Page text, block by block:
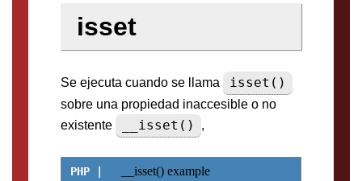
isset
Se ejecuta cuando se llama isset()
sobre una propiedad inaccesible o no
existente
__isset() ,
__isset() example